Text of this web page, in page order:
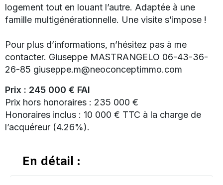
logement tout en louant l’autre. Adaptée à une
famille multigénérationnelle. Une visite s’impose !
Pour plus d’informations, n’hésitez pas à me
contacter. Giuseppe MASTRANGELO 06-43-36-
26-85 giuseppe.m@neoconceptimmo.com
Prix : 245 000 € FAI
Prix hors honoraires : 235 000 €
Honoraires inclus : 10 000 € TTC à la charge de
l’acquéreur (4.26%).
En détail :